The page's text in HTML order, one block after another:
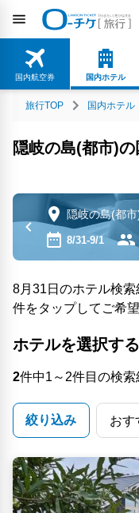
国内航空券 国内ホテル
旅行TOP 国内ホテル
隠岐の島(都市)
隠岐の島(都市
8/31-9/1
8月31日のホテル検
件をタップしてご希
ホテルを選択する
2件中1～2件目の検
絞り込み